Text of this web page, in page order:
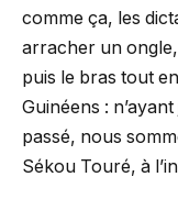
comme ça, les
arracher un
puis le bras tout
Guinéens :
passé, nous
Sékou Touré, à